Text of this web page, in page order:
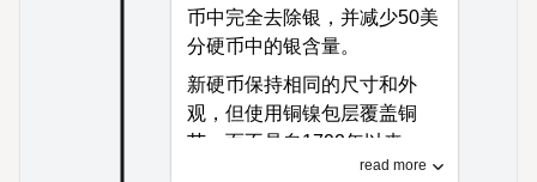
币中完全去除银，并减少50美
分硬币中的银含量。
新硬币保持相同的尺寸和外
观，但使用铜镍包层覆盖铜
芯，而不是自1792年以来一
直定义美国铸币的银含量。
read more